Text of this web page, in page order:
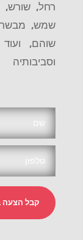
רחל, שורש,
שמש, מבשרת
שוהם, ועוד
וסביבותיה
קבל הצעה